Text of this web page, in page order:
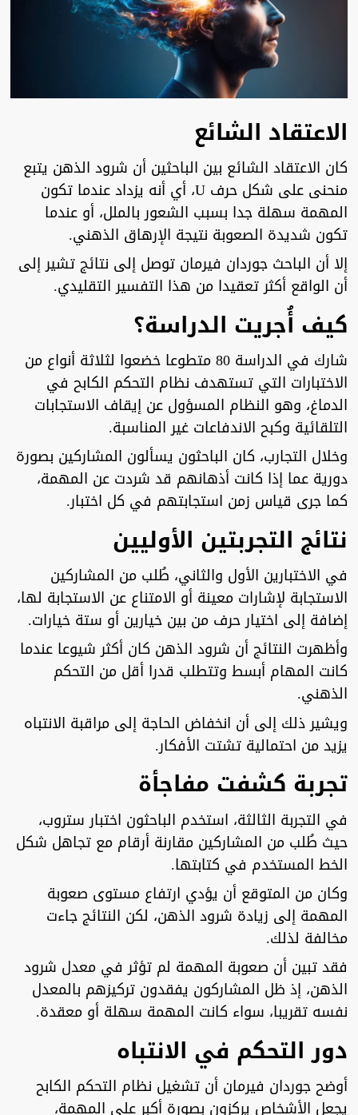
الاعتقاد الشائع
كان الاعتقاد الشائع بين الباحثين أن شرود الذهن يتبع
منحنى على شكل حرف U، أي أنه يزداد عندما تكون
المهمة سهلة جدا بسبب الشعور بالملل، أو عندما
تكون شديدة الصعوبة نتيجة الإرهاق الذهني.
إلا أن الباحث جوردان فيرمان توصل إلى نتائج تشير إلى
أن الواقع أكثر تعقيدا من هذا التفسير التقليدي.
كيف أُجريت الدراسة؟
شارك في الدراسة 80 متطوعا خضعوا لثلاثة أنواع من
الاختبارات التي تستهدف نظام التحكم الكابح في
الدماغ، وهو النظام المسؤول عن إيقاف الاستجابات
التلقائية وكبح الاندفاعات غير المناسبة.
وخلال التجارب، كان الباحثون يسألون المشاركين بصورة
دورية عما إذا كانت أذهانهم قد شردت عن المهمة،
كما جرى قياس زمن استجابتهم في كل اختبار.
نتائج التجربتين الأوليين
في الاختبارين الأول والثاني، طُلب من المشاركين
الاستجابة لإشارات معينة أو الامتناع عن الاستجابة لها،
إضافة إلى اختيار حرف من بين خيارين أو ستة خيارات.
وأظهرت النتائج أن شرود الذهن كان أكثر شيوعا عندما
كانت المهام أبسط وتتطلب قدرا أقل من التحكم
الذهني.
ويشير ذلك إلى أن انخفاض الحاجة إلى مراقبة الانتباه
يزيد من احتمالية تشتت الأفكار.
تجربة كشفت مفاجأة
في التجربة الثالثة، استخدم الباحثون اختبار ستروب،
حيث طُلب من المشاركين مقارنة أرقام مع تجاهل شكل
الخط المستخدم في كتابتها.
وكان من المتوقع أن يؤدي ارتفاع مستوى صعوبة
المهمة إلى زيادة شرود الذهن، لكن النتائج جاءت
مخالفة لذلك.
فقد تبين أن صعوبة المهمة لم تؤثر في معدل شرود
الذهن، إذ ظل المشاركون يفقدون تركيزهم بالمعدل
نفسه تقريبا، سواء كانت المهمة سهلة أو معقدة.
دور التحكم في الانتباه
أوضح جوردان فيرمان أن تشغيل نظام التحكم الكابح
يجعل الأشخاص يركزون بصورة أكبر على المهمة،